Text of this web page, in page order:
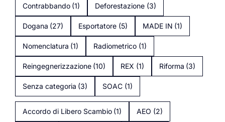
Contrabbando (1) Deforestazione (3)
Dogana (27) Esportatore (5) MADE IN (1)
Nomenclatura (1) Radiometrico (1)
Reingegnerizzazione (10) REX (1) Riforma (3)
Senza categoria (3) SOAC (1)
Accordo di Libero Scambio (1) AEO (2)